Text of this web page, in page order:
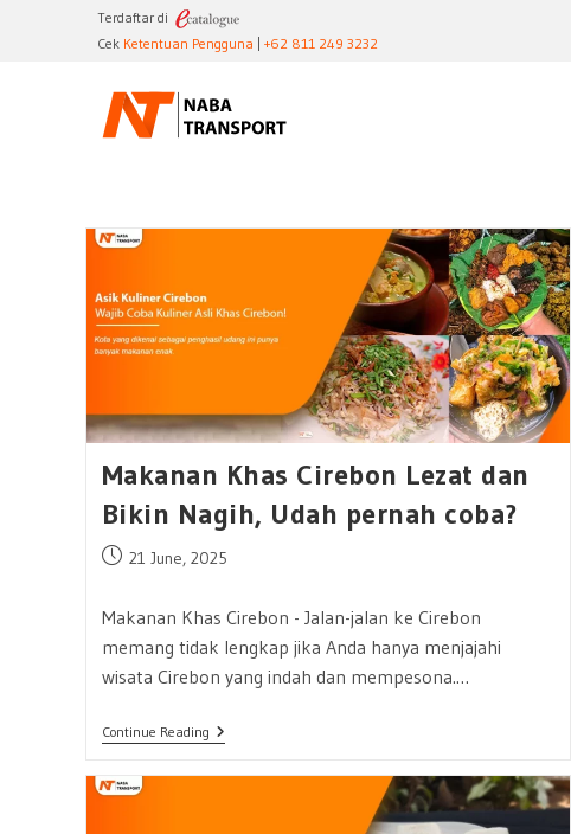
Terdaftar di
Cek Ketentuan Pengguna +62 811 249 3232
Makanan Khas Cirebon Lezat dan
Bikin Nagih, Udah pernah coba?
Post21 June, 2025
Makanan Khas Cirebon - Jalan-jalan ke Cirebon
memang tidak lengkap jika Anda hanya menjajahi
wisata Cirebon yang indah dan mempesona.…
Continue ReadingMakanan
Khas